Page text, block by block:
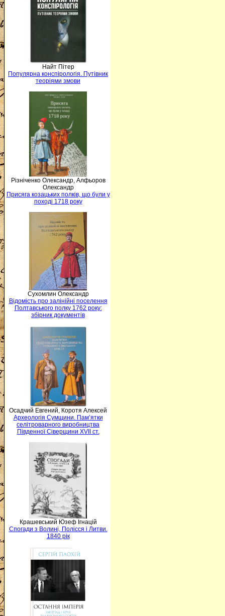
Найт Пітер
Популярна конспірологія. Путівник
теоріями змови
Різніченко Олександр, Алфьоров
Олександр
Присяга козацьких полків, що були у
поході 1718 року
Сухомлин Олександр
Відомість про залінійні поселення
Полтавського полку 1762 року:
збірник документів
Осадчий Евгений, Коротя Алексей
Археологія Сумщини. Пам’ятки
селітроварного виробництва
Південної Сіверщини XVII ст.
Крашевський Юзеф Ігнацій
Спогади з Волині, Полісся і Литви.
1840 рік